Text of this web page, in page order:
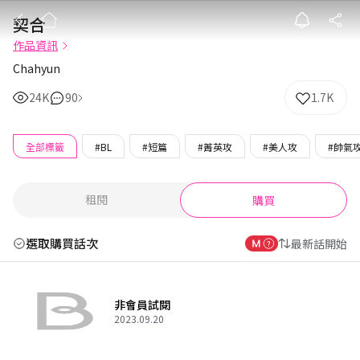
契合
契合
作品資訊
Chahyun
24K
90 1.7K
全部標籤 #BL #短篇 #菁英攻 #美人攻 #帥氣
租閱 購買
選取購買話次 最新話開始
非會員試閱
2023.09.20